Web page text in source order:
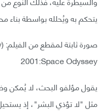
يتحكم به ويُحلله بواسطة بناء
2001:Space Odyssey
يقول مؤلفو البحث، لا يُمكن
مثل "لا تؤذي البشر"، إذ